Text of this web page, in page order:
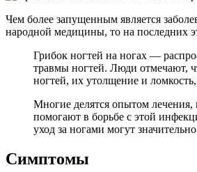
Чем более запущенным является
народной медицины, то на последних
Грибок ногтей на ногах —
травмы ногтей. Люди отмечают,
ногтей, их утолщение и
Многие делятся опытом лечения,
помогают в борьбе с этой
уход за ногами могут
Симптомы